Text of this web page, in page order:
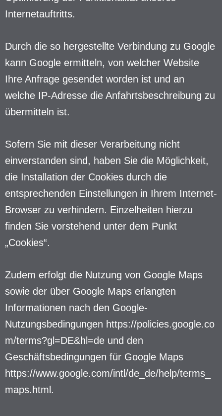
Internetauftritts.
Durch die so hergestellte Verbindung zu Google
kann Google ermitteln, von welcher Website
Ihre Anfrage gesendet worden ist und an
welche IP-Adresse die Anfahrtsbeschreibung zu
übermitteln ist.
Sofern Sie mit dieser Verarbeitung nicht
einverstanden sind, haben Sie die Möglichkeit,
die Installation der Cookies durch die
entsprechenden Einstellungen in Ihrem Internet-
Browser zu verhindern. Einzelheiten hierzu
finden Sie vorstehend unter dem Punkt
„Cookies“.
Zudem erfolgt die Nutzung von Google Maps
sowie der über Google Maps erlangten
Informationen nach den Google-
Nutzungsbedingungen https://policies.google.co
m/terms?gl=DE&hl=de und den
Geschäftsbedingungen für Google Maps
https://www.google.com/intl/de_de/help/terms_
maps.html.